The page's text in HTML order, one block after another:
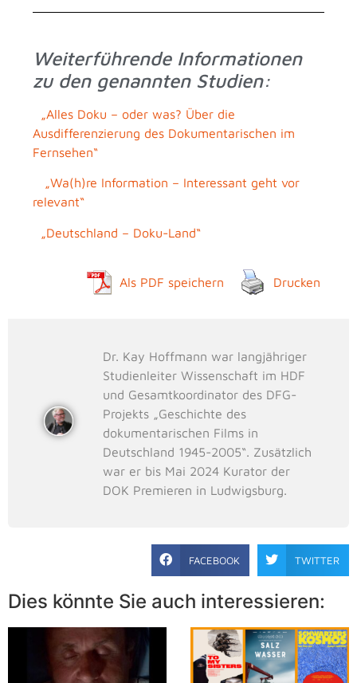
Weiterführende Informationen
zu den genannten Studien:
„Alles Doku – oder was? Über die
Ausdifferenzierung des Dokumentarischen im
Fernsehen“
„Wa(h)re Information – Interessant geht vor
relevant“
„Deutschland – Doku-Land“
Als PDF speichern Drucken
Dr. Kay Hoffmann war langjähriger
Studienleiter Wissenschaft im HDF
und Gesamtkoordinator des DFG-
Projekts „Geschichte des
dokumentarischen Films in
Deutschland 1945-2005“. Zusätzlich
war er bis Mai 2024 Kurator der
DOK Premieren in Ludwigsburg.
FACEBOOK TWITTER
Dies könnte Sie auch interessieren: